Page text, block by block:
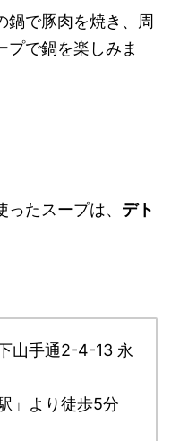
鍋で豚肉を焼き、周
プで鍋を楽しみま
たスープは、 デト
山手通2-4-13 永
」より徒歩5分